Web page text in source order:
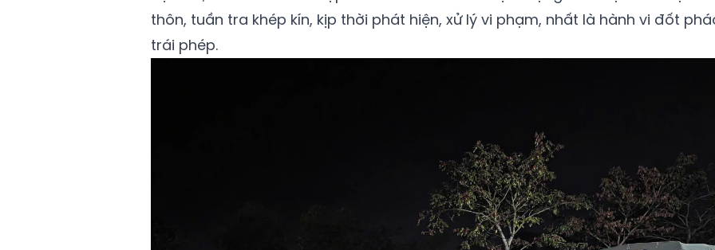
thôn, tuần tra khép kín, kịp thời phát hiện, xử lý vi phạm, nhất là hành vi đốt
trái phép.